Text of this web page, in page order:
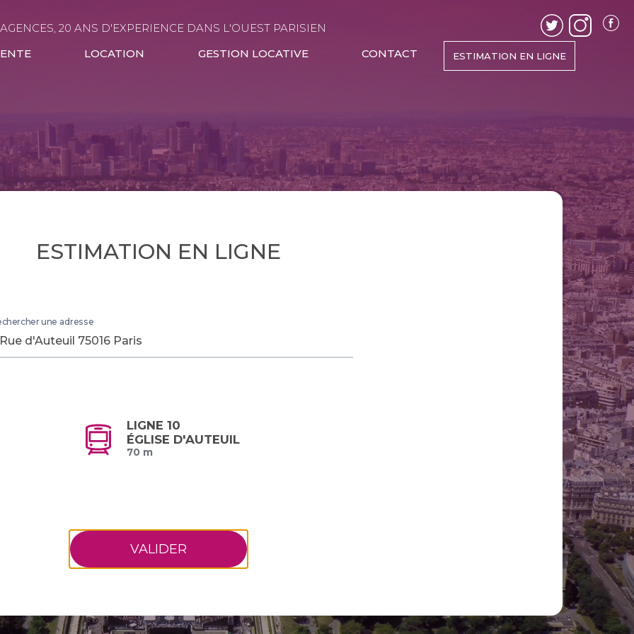
20 ANS D'EXPERIENCE DANS L'OUEST PARISIEN
LOCATION GESTION LOCATIVE CONTACT ESTIMATION EN LIGNE
ESTIMATION EN LIGNE
une adresse
LIGNE 10
ÉGLISE D'AUTEUIL
70 m
VALIDER